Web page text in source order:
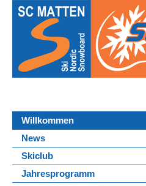
Willkommen
News
Skiclub
Jahresprogramm